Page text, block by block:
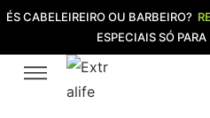
ÉS CABELEIREIRO OU BARBEIRO?
ESPECIAIS SÓ